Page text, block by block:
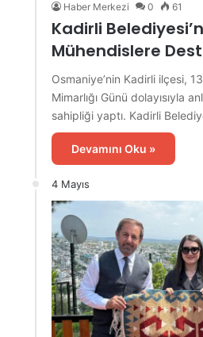
Haber Merkezi 0 61
Kadirli
Mühendislere
Osmaniye’nin Kadirli ilçesi,
Mimarlığı Günü dolayısıyla
sahipliği yaptı. Kadirli
Devamını Oku »
4 Mayıs